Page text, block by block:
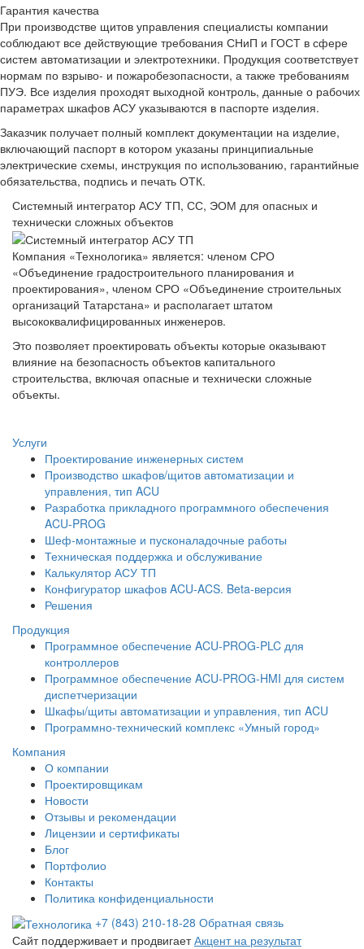
Гарантия качества
При производстве щитов управления специалисты компании
соблюдают все действующие требования СНиП и ГОСТ в сфере
систем автоматизации и электротехники. Продукция соответствует
нормам по взрыво- и пожаробезопасности, а также требованиям
ПУЭ. Все изделия проходят выходной контроль, данные о рабочих
параметрах шкафов АСУ указываются в паспорте изделия.
Заказчик получает полный комплект документации на изделие,
включающий паспорт в котором указаны принципиальные
электрические схемы, инструкция по использованию, гарантийные
обязательства, подпись и печать ОТК.
Системный интегратор АСУ ТП, СС, ЭОМ для опасных и
технически сложных объектов
Компания «Технологика» является: членом СРО
«Объединение градостроительного планирования и
проектирования», членом СРО «Объединение строительных
организаций Татарстана» и располагает штатом
высококвалифицированных инженеров.
Это позволяет проектировать объекты которые оказывают
влияние на безопасность объектов капитального
строительства, включая опасные и технически сложные
объекты.
Услуги
Проектирование инженерных систем
Производство шкафов/щитов автоматизации и
управления, тип ACU
Разработка прикладного программного обеспечения
ACU-PROG
Шеф-монтажные и пусконаладочные работы
Техническая поддержка и обслуживание
Калькулятор АСУ ТП
Конфигуратор шкафов ACU-ACS. Beta-версия
Решения
Продукция
Программное обеспечение ACU-PROG-PLC для
контроллеров
Программное обеспечение ACU-PROG-HMI для систем
диспетчеризации
Шкафы/щиты автоматизации и управления, тип ACU
Программно-технический комплекс «Умный город»
Компания
О компании
Проектировщикам
Новости
Отзывы и рекомендации
Лицензии и сертификаты
Блог
Портфолио
Контакты
Политика конфиденциальности
+7 (843) 210-18-28 Обратная связь
Сайт поддерживает и продвигаетАкцент на результат